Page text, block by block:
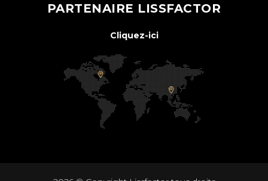
PARTENAIRE LISSFACTOR
Cliquez-ici